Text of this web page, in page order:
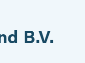
B.V.